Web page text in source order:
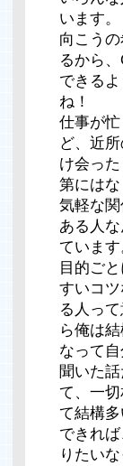
います。
向こう
るから
できる
ね！
仕事が
ど、近
け会っ
第にはな
気軽な
ある人
ています
目的ご
すいコ
る人っ
ら俺は
なって自
聞いた
て、一
て結構多
できれ
りたい